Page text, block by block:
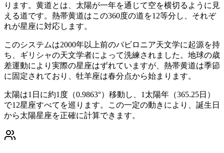
ります。黄道とは、太陽が一年を通じて空を横切るように見
える道です。熱帯黄道はこの360度の道を12等分し、それぞ
れが星座に対応します。
このシステムは2000年以上前のバビロニア天文学に起源を持
ち、ギリシャの天文学者によって洗練されました。地球の歳
差運動により実際の星座はずれていますが、熱帯黄道は季節
に固定されており、牡羊座は春分点から始まります。
太陽は1日に約1度（0.9863°）移動し、1太陽年（365.25日）
で12星座すべてを巡ります。この一定の動きにより、誕生日
から太陽星座を正確に計算できます。